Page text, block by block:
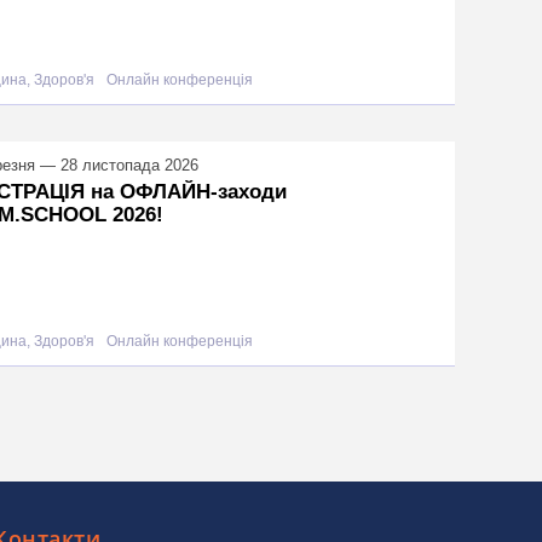
Здоров'я Онлайн конференція
— 28 листопада 2026
на ОФЛАЙН-заходи
2026!
Здоров'я Онлайн конференція